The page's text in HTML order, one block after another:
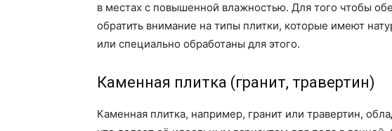
в местах с повышенной влажностью. Для того чтобы
обратить внимание на типы плитки, которые имеют
или специально обработаны для этого.
Каменная плитка (гранит, травертин)
Каменная плитка, например, гранит или травертин,